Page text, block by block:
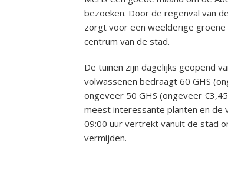
bezoeken. Door de regenval van
zorgt voor een weelderige
centrum van de stad.
De tuinen zijn dagelijks geopend
volwassenen bedraagt 60 GHS
ongeveer 50 GHS (ongeveer
meest interessante planten en de
09:00 uur vertrekt vanuit de stad
vermijden.